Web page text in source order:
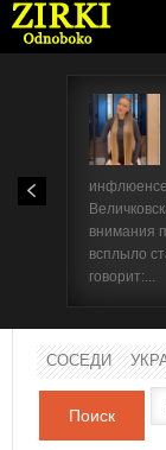
внимания
всплыло
говорит:...
СОСЕДИ
Поиск